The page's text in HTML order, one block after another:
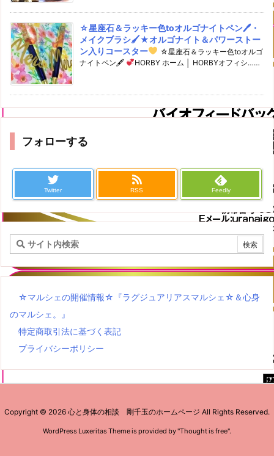
☆星座石＆ラッキー色toオルゴナイトペン🖊・
メイクブラシ🖌★オルゴナイト＆パワーストー
ン入りコースター
☆星座石＆ラッキー色toオルゴ
ナイトペン🖋
HORBY ホーム │ HORBYオフィシ……
フォローする
Twitter RSS Feedly
☆マルシェの開催情報☆『ラグジュアリアスマルシェ☆＆心身
のマルシェ。』
特定商取引法に基づく表記
プライバシーポリシー
Copyright © 2026 心と身体の相談 剛千玉のホームページ All Rights Reserved.
WordPress Luxeritas Theme is provided by "Thought is free".